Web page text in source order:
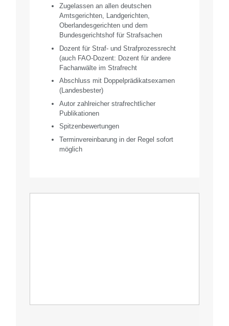
Zugelassen an allen deutschen
Amtsgerichten, Landgerichten,
Oberlandesgerichten und dem
Bundesgerichtshof für Strafsachen
Dozent für Straf- und Strafprozessrecht
(auch FAO-Dozent: Dozent für andere
Fachanwälte im Strafrecht
Abschluss mit Doppelprädikatsexamen
(Landesbester)
Autor zahlreicher strafrechtlicher
Publikationen
Spitzenbewertungen
Terminvereinbarung in der Regel sofort
möglich